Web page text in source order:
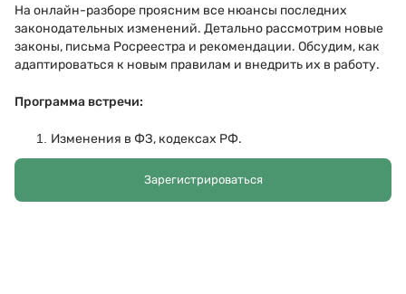
На онлайн-разборе проясним все нюансы последних
законодательных изменений. Детально рассмотрим новые
законы, письма Росреестра и рекомендации. Обсудим, как
адаптироваться к новым правилам и внедрить их в работу.
Программа встречи:
Изменения в ФЗ, кодексах РФ.
Другие НПА.
Разъяснения законодательства.
Зарегистрироваться